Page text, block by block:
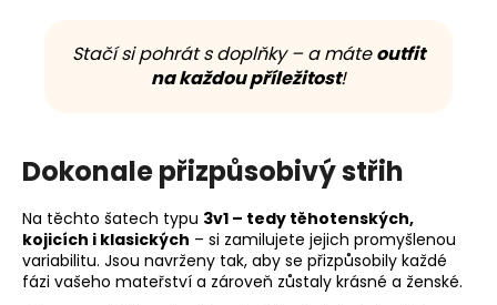
Stačí si pohrát s doplňky – a máteoutfit
na každou příležitost!
Dokonale přizpůsobivý střih
Na těchto šatech typu 3v1 – tedy těhotenských,
kojicích i klasických – si zamilujete jejich promyšlenou
variabilitu. Jsou navrženy tak, aby se přizpůsobily každé
fázi vašeho mateřství a zároveň zůstaly krásné a ženské.